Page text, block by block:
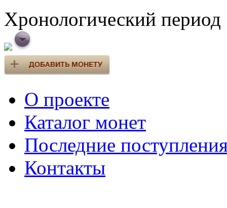
Хронологический период
О проекте
Каталог монет
Последние
Контакты